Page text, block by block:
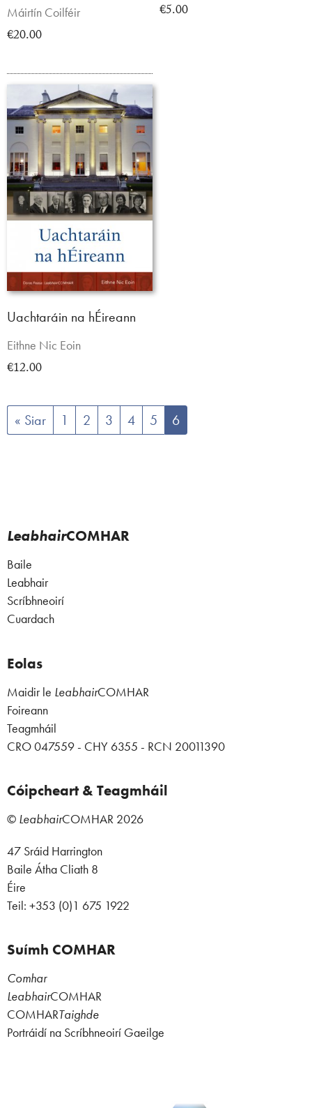
Máirtín Coilféir
€20.00
€5.00
Uachtaráin na hÉireann
Eithne Nic Eoin
€12.00
« Siar 1 2 3 4 5 6
LeabhairCOMHAR
Baile
Leabhair
Scríbhneoirí
Cuardach
Eolas
Maidir le LeabhairCOMHAR
Foireann
Teagmháil
CRO 047559 - CHY 6355 - RCN 20011390
Cóipcheart & Teagmháil
© LeabhairCOMHAR 2026
47 Sráid Harrington
Baile Átha Cliath 8
Éire
Teil: +353 (0)1 675 1922
Suímh COMHAR
Comhar
LeabhairCOMHAR
COMHARTaighde
Portráidí na Scríbhneoirí Gaeilge